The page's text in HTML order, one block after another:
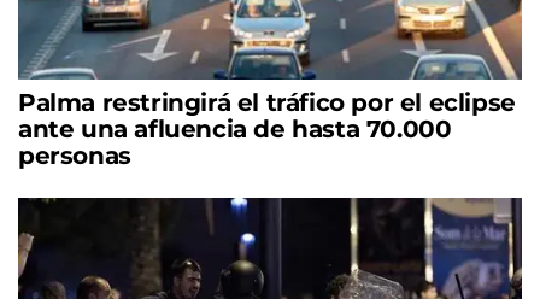
Palma restringirá el tráfico por el eclipse
ante una afluencia de hasta 70.000
personas